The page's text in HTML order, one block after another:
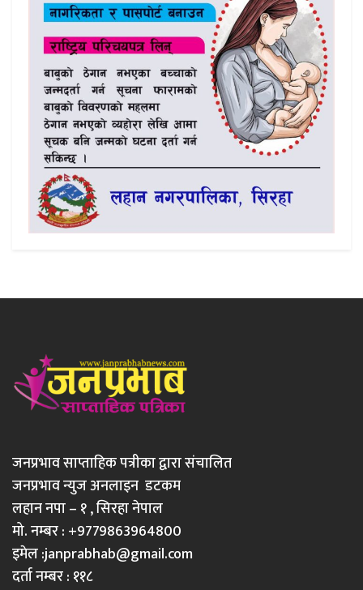
जनप्रभाव साप्ताहिक पत्रीका द्वारा संचालित
जनप्रभाव न्युज अनलाइन डटकम
लहान नपा – १ , सिरहा नेपाल
मो. नम्बर : +9779863964800
इमेल :janprabhab@gmail.com
दर्ता नम्बर : ११८